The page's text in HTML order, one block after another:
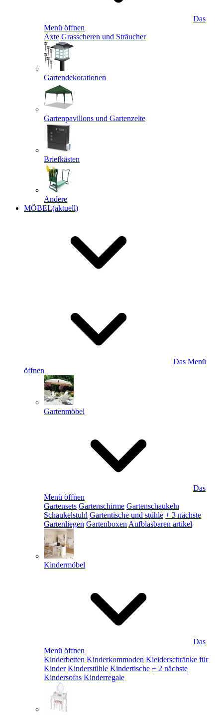
Das
Menü öffnen
Äxte Grasscheren und Sträucher
Gartendekorationen
Gartenpavillons und Gartenzelte
Briefkästen
Andere
MÖBEL(aktuell)
Das Menü
öffnen
Gartenmöbel
Das
Menü öffnen
Gartensets Gartenschirme Gartenschaukeln
Schaukelstuhl Gartentische und stühle + 3 nächste
Gartenliegen Gartenboxen Aufblasbaren artikel
Kindermöbel
Das
Menü öffnen
Kinderbetten Kinderkommoden Kleiderschränke für
Kinder Kinderstühle Kindertische + 2 nächste
Kindersofas Kinderregale